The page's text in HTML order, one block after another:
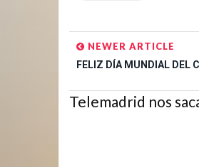
NEWER ARTICLE
FELIZ DÍA MUNDIAL DEL
Telemadrid nos